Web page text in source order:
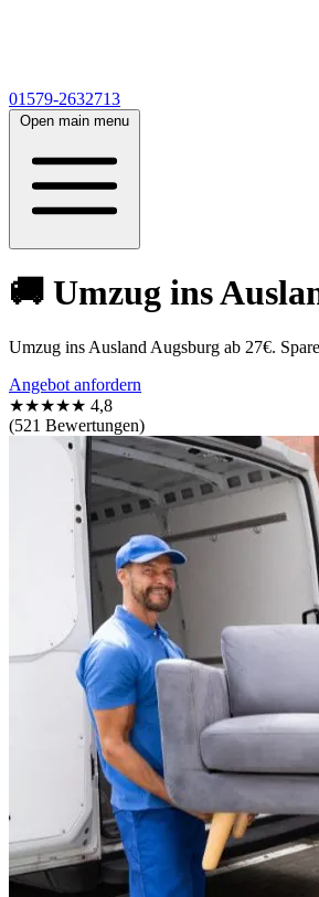
01579-2632713
Open main menu
🚚 Umzug ins
Umzug ins Ausland Augsburg ab 27€.
Angebot anfordern
★★★★★ 4,8
(521 Bewertungen)